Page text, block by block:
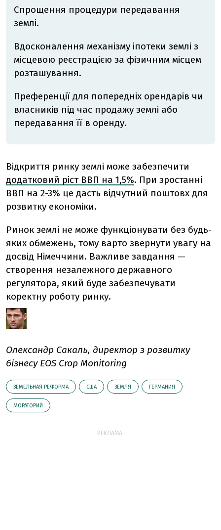
Спрощення процедури передавання
землі.
Вдосконалення механізму іпотеки землі з
місцевою реєстрацією за фізичним місцем
розташування.
Преференції для попередніх орендарів чи
власників під час продажу землі або
передавання її в оренду.
Відкриття ринку землі може забезпечити
додатковий ріст ВВП на 1,5%. При зростанні
ВВП на 2-3% це дасть відчутний поштовх для
розвитку економіки.
Ринок землі не може функціонувати без будь-
яких обмежень, тому варто звернути увагу на
досвід Німеччини. Важливе завдання —
створення незалежного державного
регулятора, який буде забезпечувати
коректну роботу ринку.
Олександр Сакаль, директор з розвитку
бізнесу EOS Crop Monitoring
ЗЕМЕЛЬНАЯ РЕФОРМА США ЗЕМЛЯ ГЕРМАНИЯ
МОРАТОРИЙ
РЕКЛАМА: